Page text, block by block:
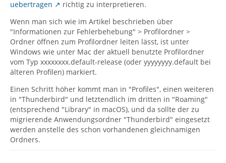
uebertragen
richtig zu interpretieren.
Wenn man sich wie im Artikel beschrieben über
"Informationen zur Fehlerbehebung" > Profilordner >
Ordner öffnen zum Profilordner leiten lässt, ist unter
Windows wie unter Mac der aktuell benutzte Profilordner
vom Typ xxxxxxxx.default-release (oder yyyyyyyy.default bei
älteren Profilen) markiert.
Einen Schritt höher kommt man in "Profiles", einen weiteren
in "Thunderbird" und letztendlich im dritten in "Roaming"
(entsprechend "Library" in macOS), und da sollte der zu
migrierende Anwendungsordner "Thunderbird" eingesetzt
werden anstelle des schon vorhandenen gleichnamigen
Ordners.